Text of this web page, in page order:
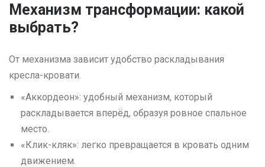
Механизм трансформации: какой
выбрать?
От механизма зависит удобство раскладывания
кресла-кровати.
«Аккордеон»: удобный механизм, который
раскладывается вперёд, образуя ровное спальное
место.
«Клик-кляк»: легко превращается в кровать одним
движением.